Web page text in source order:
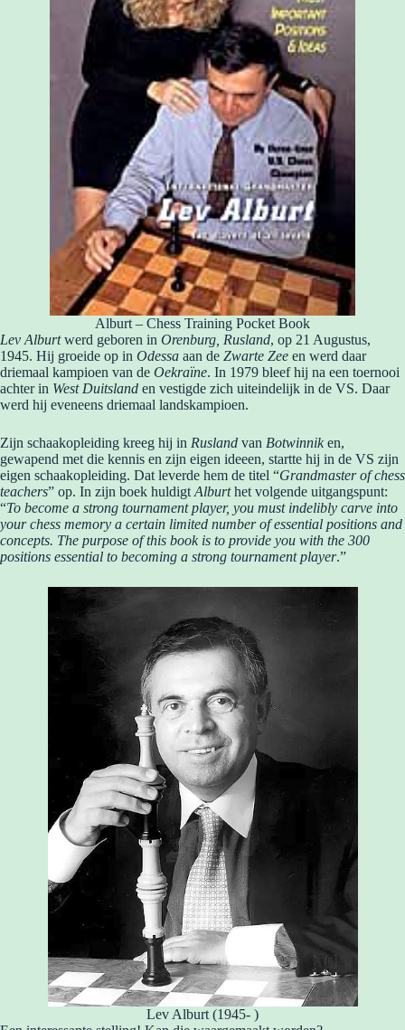
Alburt – Chess Training Pocket Book
Lev Alburtwerd geboren in Orenburg, Rusland, op 21 Augustus,
1945. Hij groeide op in Odessa aan de Zwarte Zee en werd daar
driemaal kampioen van de Oekraïne. In 1979 bleef hij na een toernooi
achter in West Duitsland en vestigde zich uiteindelijk in de VS. Daar
werd hij eveneens driemaal landskampioen.
Zijn schaakopleiding kreeg hij in Rusland van Botwinnik en,
gewapend met die kennis en zijn eigen ideeen, startte hij in de VS zijn
eigen schaakopleiding. Dat leverde hem de titel “Grandmaster of chess
teachers” op. In zijn boek huldigt Alburthet volgende uitgangspunt:
“To become a strong tournament player, you must indelibly carve into
your chess memory a certain limited number of essential positions and
concepts. The purpose of this book is to provide you with the 300
positions essential to becoming a strong tournament player.”
Lev Alburt (1945- )